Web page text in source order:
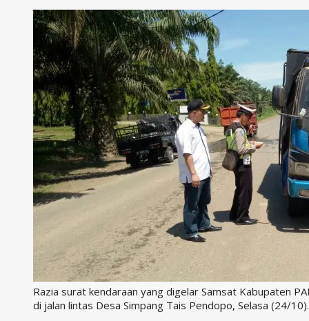
Razia surat kendaraan yang digelar Samsat Kabupaten
di jalan lintas Desa Simpang Tais Pendopo, Selasa (24/10).